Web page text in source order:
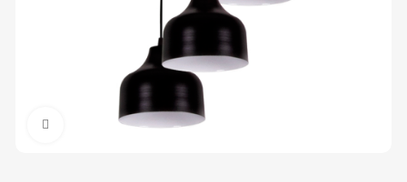
Нажмите, чтобы увеличить